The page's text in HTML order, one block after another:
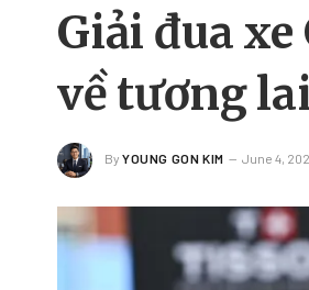
Giải đua
về tương
By YOUNG GON KIM June 4,